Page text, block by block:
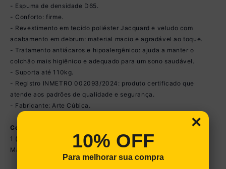
- Espuma de densidade D65.
- Conforto: firme.
- Revestimento em tecido poliéster Jacquard e veludo com
acabamento em debrum: material macio e agradável ao toque.
- Tratamento antiácaros e hipoalergênico: ajuda a manter o
colchão mais higiênico e adequado para um sono saudável.
- Suporta até 110kg.
- Registro INMETRO 002093/2024: produto certificado que
atende aos padrões de qualidade e segurança.
- Fabricante: Arte Cúbica.
Conteúdo da Embalagem:
1 (um) Colchão Solteiro
Manual
×
10% OFF
Para melhorar sua compra